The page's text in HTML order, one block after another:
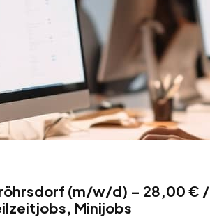
(m/w/d) – 28,00 € /
Minijobs